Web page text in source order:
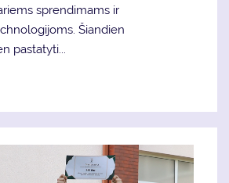
sprendimams ir
Šiandien
pastatyti...